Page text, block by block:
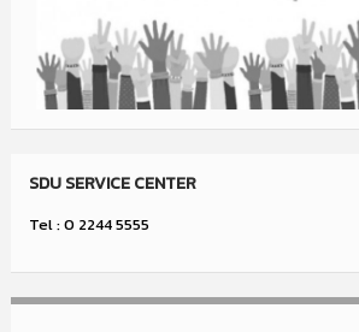
SDU SERVICE CENTER
Tel : 0 2244 5555